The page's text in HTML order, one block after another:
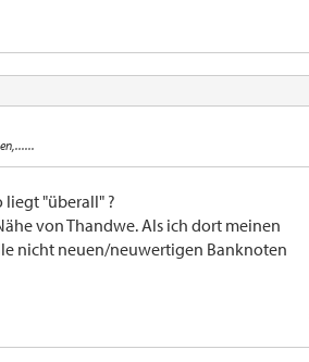
liegt "überall" ?
von Thandwe. Als ich dort meinen
nicht neuen/neuwertigen Banknoten